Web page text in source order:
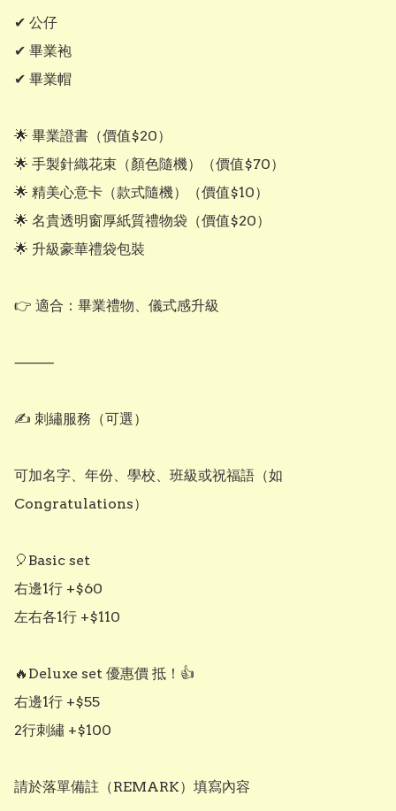
✔ 公仔
✔ 畢業袍
✔ 畢業帽
🌟 畢業證書（價值$20）
🌟 手製針織花束（顏色隨機）（價值$70）
🌟 精美心意卡（款式隨機）（價值$10）
🌟 名貴透明窗厚紙質禮物袋（價值$20）
🌟 升級豪華禮袋包裝
👉 適合：畢業禮物、儀式感升級
⸻
✍️ 刺繡服務（可選）
可加名字、年份、學校、班級或祝福語（如
Congratulations）
🎈Basic set
右邊1行 +$60
左右各1行 +$110
🔥Deluxe set 優惠價 抵！👍
右邊1行 +$55
2行刺繡 +$100
請於落單備註（REMARK）填寫內容